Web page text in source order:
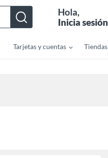
Hola,
Inicia sesión
Tarjetas y cuentas Tiendas